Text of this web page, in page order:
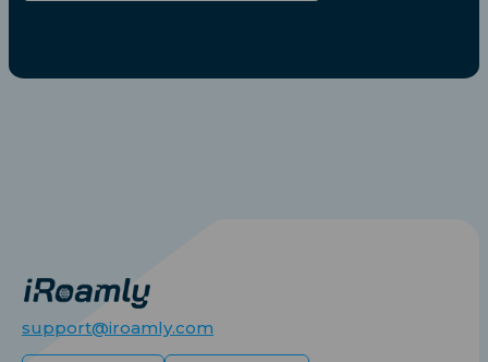
support@iroamly.com